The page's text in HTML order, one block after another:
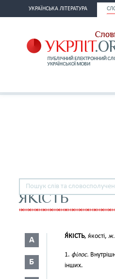
УКРАЇНСЬКА ЛІТЕРАТУРА
ЯКІСТЬ
А
Б
Я́КІСТЬ, я́кості, ж.
1. філос.
інших.